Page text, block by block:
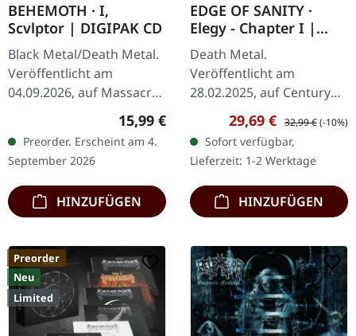
BEHEMOTH · I,
Scvlptor | DIGIPAK CD
Black Metal/Death Metal.
Veröffentlicht am
04.09.2026, auf Massacre
Records. CD im Digipak.
Moment mal — wenn
Behemoth was Neues
raushauen, dann…
Regulärer Preis:
15,99 €
Preorder. Erscheint am 4.
September 2026
HINZUFÜGEN
EDGE OF SANITY ·
Elegy - Chapter I |
BLACK 2LP
Death Metal.
Veröffentlicht am
28.02.2025, auf Century
Media Records.
Schwarzes Doppel-Vinyl
im Gatefold-Cover,
limitierte Auflage. "Elegy -
Chapter…
Verkaufspreis:
29,69 € Regulärer Preis:
32,99 €(-10%)
Sofort verfügbar,
Lieferzeit: 1-2 Werktage
HINZUFÜGEN
Preorder
Neu
Limited